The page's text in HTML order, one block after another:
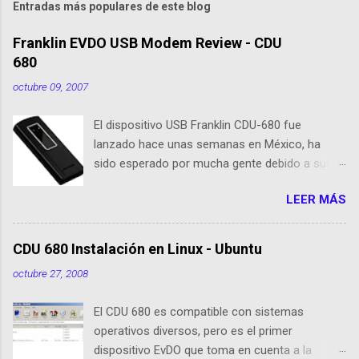
Entradas más populares de este blog
Franklin EVDO USB Modem Review - CDU
680
octubre 09, 2007
El dispositivo USB Franklin CDU-680 fue
lanzado hace unas semanas en México, ha
sido esperado por mucha gente debido a sus
tamaño es 1/3 parte de EvDO Modems como
Kyocera 650 o Audiovox 5740. En esta nueva
edición, Franklin ha agregado nuevas
Flash 64 MB incorporada GPS incorporado
Puerto de conexión para antenas o
amplificadores externos Compatibilidad con
LEER MÁS
CDU 680 Instalación en Linux - Ubuntu
octubre 27, 2008
El CDU 680 es compatible con sistemas
operativos diversos, pero es el primer
dispositivo EvDO que toma en cuenta a la